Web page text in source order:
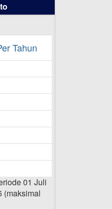
2025
Tahun
01 Juli
(maksimal